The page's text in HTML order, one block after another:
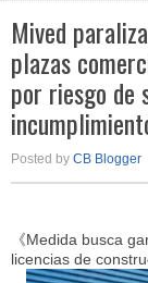
Mived
plazas
por riesgo de
Posted by CB Blogger
《Medida busca
licencias de